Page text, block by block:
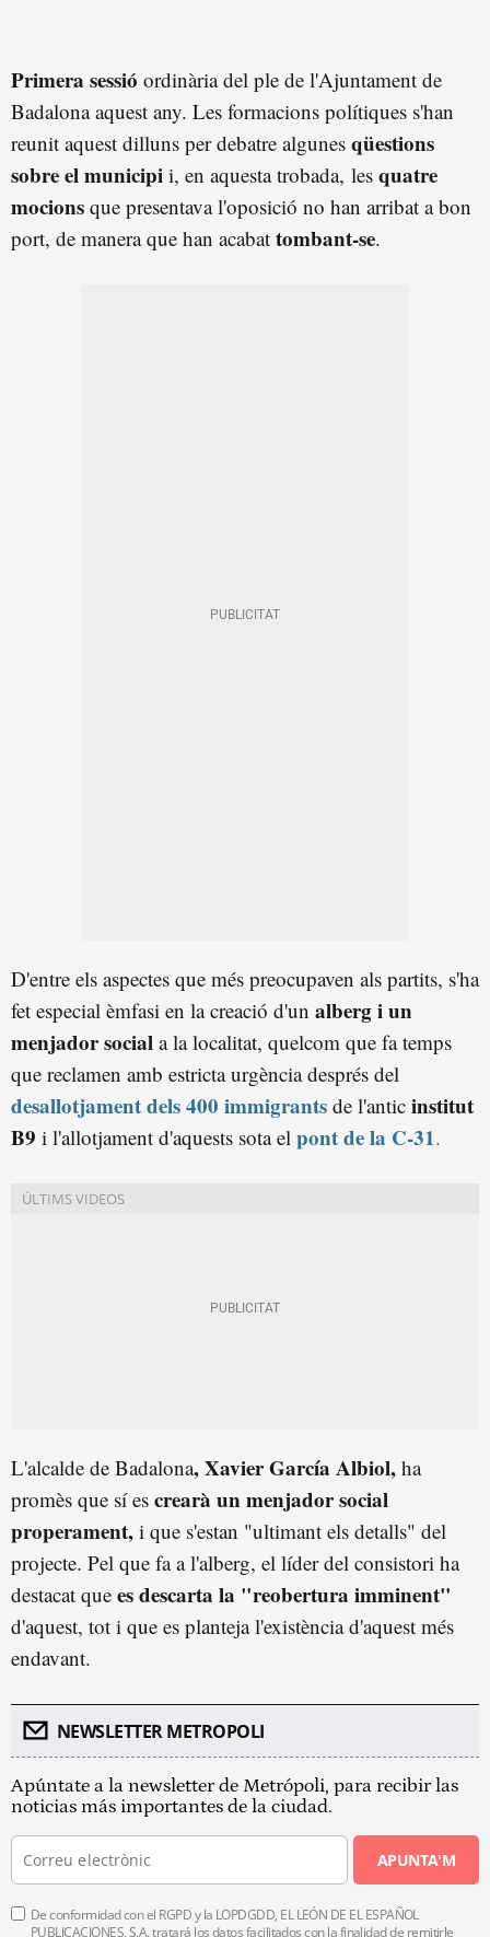
Primera sessió ordinària del ple de l'Ajuntament de
Badalona aquest any. Les formacions polítiques s'han
reunit aquest dilluns per debatre algunes qüestions
sobre el municipi i, en aquesta trobada, les quatre
mocions que presentava l'oposició no han arribat a bon
port, de manera que han acabat tombant-se.
D'entre els aspectes que més preocupaven als partits, s'ha
fet especial èmfasi en la creació d'un alberg i un
menjador social a la localitat, quelcom que fa temps
que reclamen amb estricta urgència després del
desallotjament dels 400 immigrants de l'antic institut
B9 i l'allotjament d'aquests sota el pont de la C-31.
L'alcalde de Badalona, Xavier García Albiol, ha
promès que sí es crearà un menjador social
properament, i que s'estan "ultimant els detalls" del
projecte. Pel que fa a l'alberg, el líder del consistori ha
destacat que es descarta la "reobertura imminent"
d'aquest, tot i que es planteja l'existència d'aquest més
endavant.
NEWSLETTER METROPOLI
Apúntate a la newsletter de Metrópoli, para recibir las
noticias más importantes de la ciudad.
APUNTA'M
De conformidad con el RGPD y la LOPDGDD, EL LEÓN DE EL ESPAÑOL
PUBLICACIONES, S.A. tratará los datos facilitados con la finalidad de remitirle